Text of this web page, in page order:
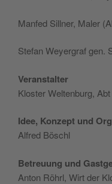
Man­fed Sill­ner, Maler
Ste­fan Weyer­graf gen.
Veran­stal­ter
Klo­ster Welt­en­burg,
Idee, Kon­zept und
Alfred Böschl
Betreuung und
Anton Röhrl, Wirt der